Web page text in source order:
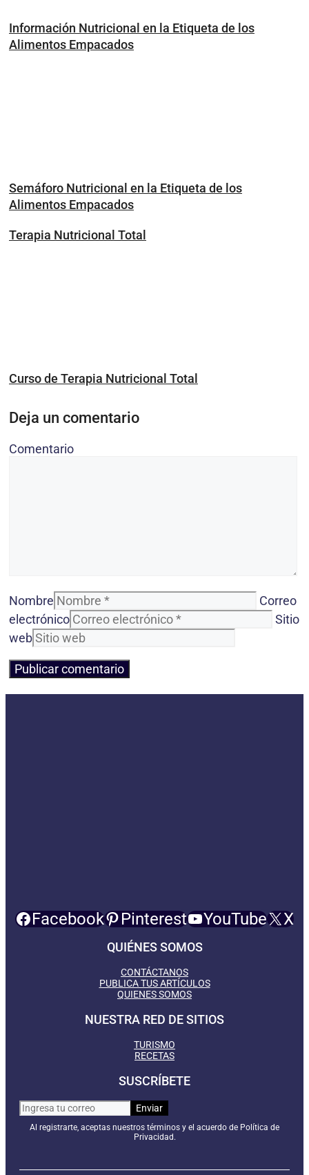
Información Nutricional en la Etiqueta de los
Alimentos Empacados
Semáforo Nutricional en la Etiqueta de los
Alimentos Empacados
Terapia Nutricional Total
Curso de Terapia Nutricional Total
Deja un comentario
Comentario
Nombre
Correo
electrónico
Sitio
web
Facebook Pinterest YouTube X
QUIÉNES SOMOS
CONTÁCTANOS
PUBLICA TUS ARTÍCULOS
QUIENES SOMOS
NUESTRA RED DE SITIOS
TURISMO
RECETAS
SUSCRÍBETE
Al registrarte, aceptas nuestros términos y el acuerdo de Política de
Privacidad.